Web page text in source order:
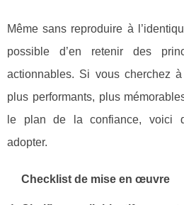
Même sans reproduire à
possible d’en retenir des
actionnables. Si vous cherchez
plus performants, plus
le plan de la confiance, voici
adopter.
Checklist de mise en œuvre